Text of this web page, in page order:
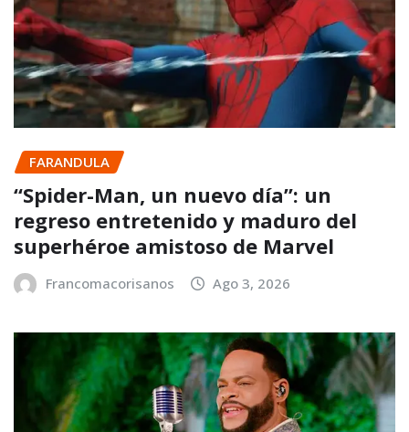
FARANDULA
“Spider-Man, un nuevo día”: un
regreso entretenido y maduro del
superhéroe amistoso de Marvel
Francomacorisanos Ago 3, 2026